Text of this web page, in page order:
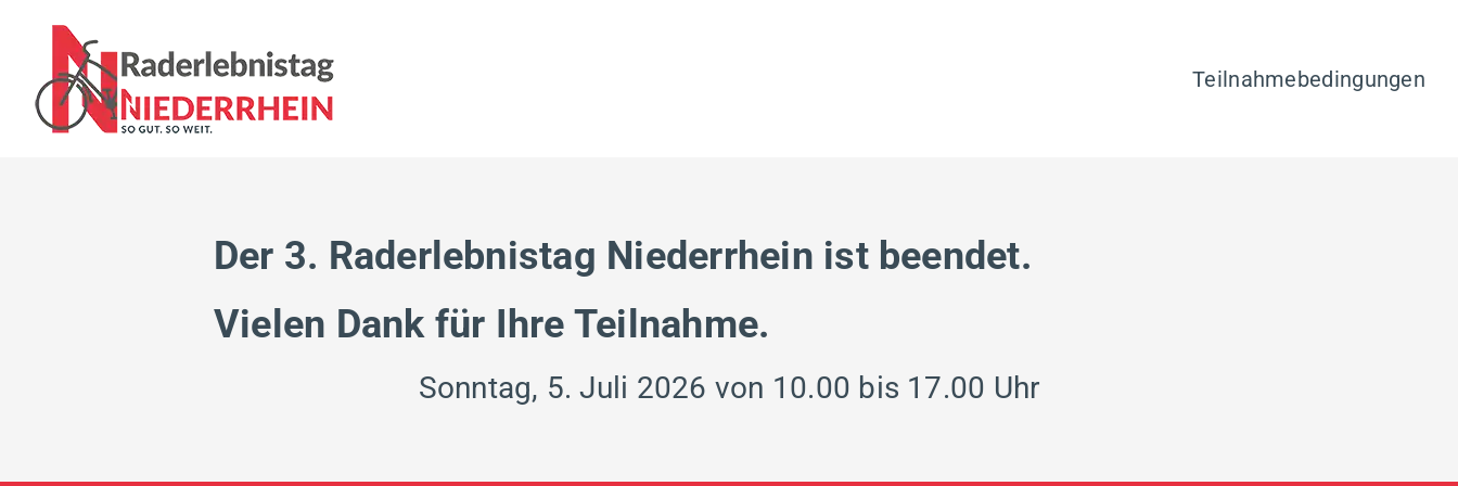
Teilnahmebedingungen
Der 3. Raderlebnistag Niederrhein ist beendet.
Vielen Dank für Ihre Teilnahme.
Sonntag, 5. Juli 2026 von 10.00 bis 17.00 Uhr